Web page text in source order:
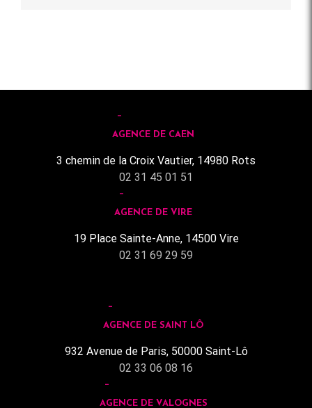
AGENCE DE CAEN
3 chemin de la Croix Vautier, 14980 Rots
02 31 45 01 51
AGENCE DE VIRE
19 Place Sainte-Anne, 14500 Vire
02 31 69 29 59
AGENCE DE SAINT LÔ
932 Avenue de Paris, 50000 Saint-Lô
02 33 06 08 16
AGENCE DE VALOGNES